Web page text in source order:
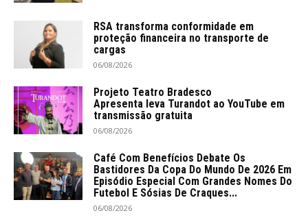
RSA transforma conformidade em
proteção financeira no transporte de
cargas
06/08/2026
Projeto Teatro Bradesco
Apresenta leva Turandot ao YouTube em
transmissão gratuita
06/08/2026
Café Com Benefícios Debate Os
Bastidores Da Copa Do Mundo De 2026 Em
Episódio Especial Com Grandes Nomes Do
Futebol E Sósias De Craques...
06/08/2026